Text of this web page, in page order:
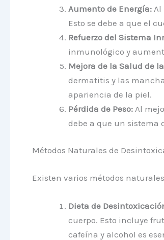
Aumento de Energía:Al
Esto se debe a que el
Refuerzo del Sistema
inmunológico y
Mejora de la Salud de
dermatitis y las
apariencia de la piel.
Pérdida de Peso:Al
debe a que un sistema
Métodos Naturales de
Existen varios métodos
Dieta de
cuerpo. Esto incluye
cafeína y alcohol es